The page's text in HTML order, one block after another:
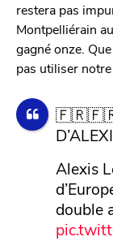
restera pas
Montpelliérain
gagné onze.
pas utiliser
Alexis
double